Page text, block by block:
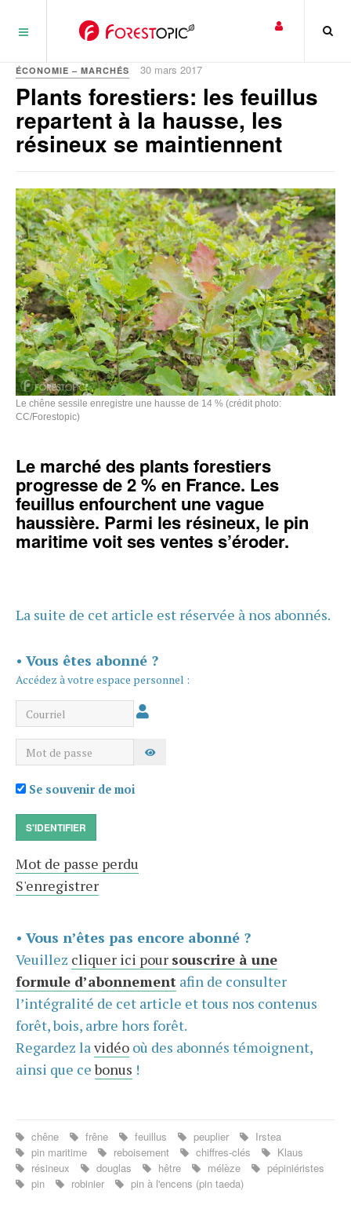
ÉCONOMIE – MARCHÉS 30 mars 2017
Plants forestiers: les feuillus
repartent à la hausse, les
résineux se maintiennent
Le chêne sessile enregistre une hausse de 14 % (crédit photo:
CC/Forestopic)
Le marché des plants forestiers
progresse de 2 % en France. Les
feuillus enfourchent une vague
haussière. Parmi les résineux, le pin
maritime voit ses ventes s’éroder.
La suite de cet article est réservée à nos abonnés.
• Vous êtes abonné ?
Accédez à votre espace personnel :
Courriel
Mot de passe AFFICHER LE MOT DE PASSE
Se souvenir de moi
S'IDENTIFIER
Mot de passe perdu
S'enregistrer
• Vous n’êtes pas encore abonné ?
Veuillez cliquer ici pour souscrire à une
formule d’abonnement afin de consulter
l’intégralité de cet article et tous nos contenus
forêt, bois, arbre hors forêt.
Regardez lavidéo où des abonnés témoignent,
ainsi que cebonus !
chêne frêne feuillus peuplier
Irstea
pin maritime
reboisement chiffres-clés
Klaus
résineux
douglas hêtre mélèze
pépiniéristes
pin
robinier pin à l'encens (pin taeda)